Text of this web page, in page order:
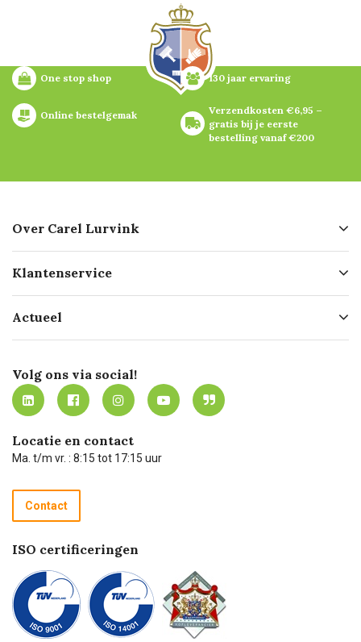
One stop shop 130 jaar ervaring
Online bestelgemak
Verzendkosten €6,95 –
gratis bij je eerste
bestelling vanaf €200
Over Carel Lurvink
Geschiedenis
Missie
Werken bij Carel Lurvink
MVO
Klantenservice
Bezorgen
Mijn Carel Lurvink
Mijn Carel Lurvink instructievideo's
Carel Lurvink App
Hulp op afstand
Technische dienst
Recycle programma
Betalen
Actueel
Innovation LAB
Tevreden klanten
Carel Lurvink Blog
Carel de podcast
Volg ons via social!
Locatie en contact
Ma. t/m vr. : 8:15 tot 17:15 uur
Contact
ISO certificeringen